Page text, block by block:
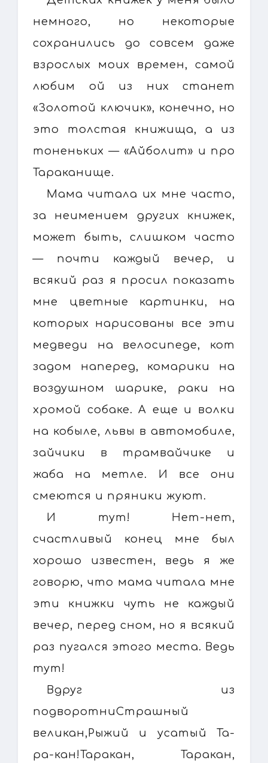
немного, но некоторые
сохранились до совсем даже
взрослых моих времен, самой
любим ой из них станет
«Золотой ключик», конечно, но
это толстая книжища, а из
тоненьких — «Айболит» и про
Тараканище.
Мама читала их мне часто,
за неимением других книжек,
может быть, слишком часто
— почти каждый вечер, и
всякий раз я просил показать
мне цветные картинки, на
которых нарисованы все эти
медведи на велосипеде, кот
задом наперед, комарики на
воздушном шарике, раки на
хромой собаке. А еще и волки
на кобыле, львы в автомобиле,
зайчики в трамвайчике и
жаба на метле. И все они
смеются и пряники жуют.
И тут! Нет-нет,
счастливый конец мне был
хорошо известен, ведь я же
говорю, что мама читала мне
эти книжки чуть не каждый
вечер, перед сном, но я всякий
раз пугался этого места. Ведь
тут!
Вдруг из
подворотниСтрашный
великан,Рыжий и усатый Та-
ра-кан!Таракан, Таракан,